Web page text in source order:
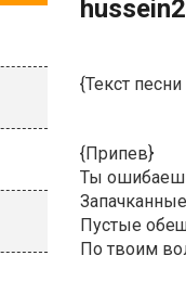
{Текст
{Припев}
Ты
Пустые
По твоим